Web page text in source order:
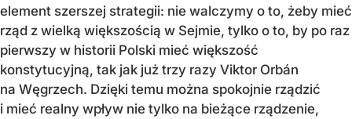
element szerszej strategii: nie walczymy o to, żeby mieć
rząd z wielką większością w Sejmie, tylko o to, by po raz
pierwszy w historii Polski mieć większość
konstytucyjną, tak jak już trzy razy Viktor Orbán
na Węgrzech. Dzięki temu można spokojnie rządzić
i mieć realny wpływ nie tylko na bieżące rządzenie,